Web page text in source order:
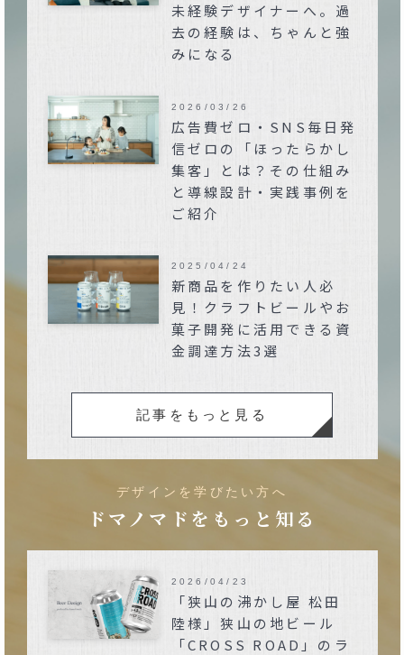
未経験デザイナーへ。過
去の経験は、ちゃんと強
みになる
広告費ゼロ・SNS毎日発
信ゼロの「ほったらかし
集客」とは？その仕組み
と導線設計・実践事例を
ご紹介
2026/03/26
新商品を作りたい人必
見！クラフトビールやお
菓子開発に活用できる資
金調達方法3選
2025/04/24
記事をもっと見る
デザインを学びたい方へ
ドマノマドをもっと知る
「狭山の沸かし屋 松田
陸様」狭山の地ビール
「CROSS ROAD」のラ
2026/04/23